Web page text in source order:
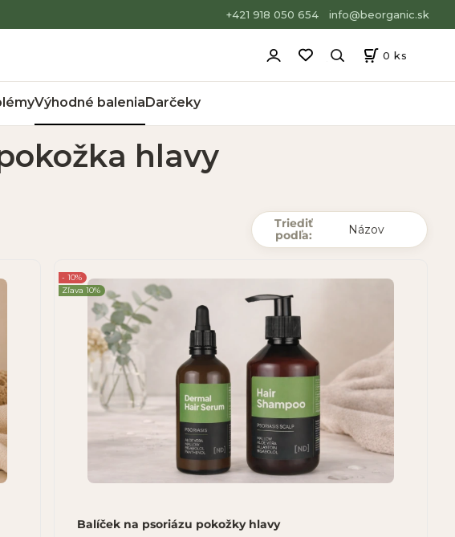
0 ks
+421 918 050 654 info@beorganic.sk
Výhodné baleniaDarčeky
hlavy
Triediť
podľa:
Balíček na psoriázu pokožky hlavy
- 10%
Zľava 10%